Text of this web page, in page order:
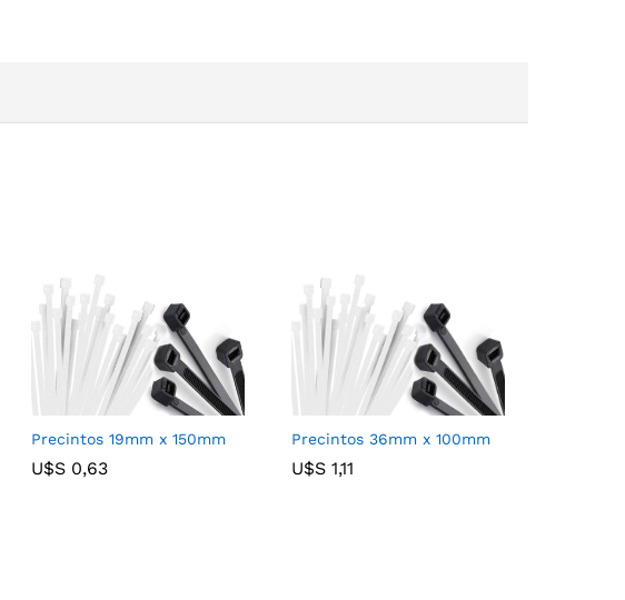
Precintos 19mm x 150mm
U$S 0,63
U$S 0,63
Precintos 36mm x 100mm
U$S 1,11
U$S 1,11